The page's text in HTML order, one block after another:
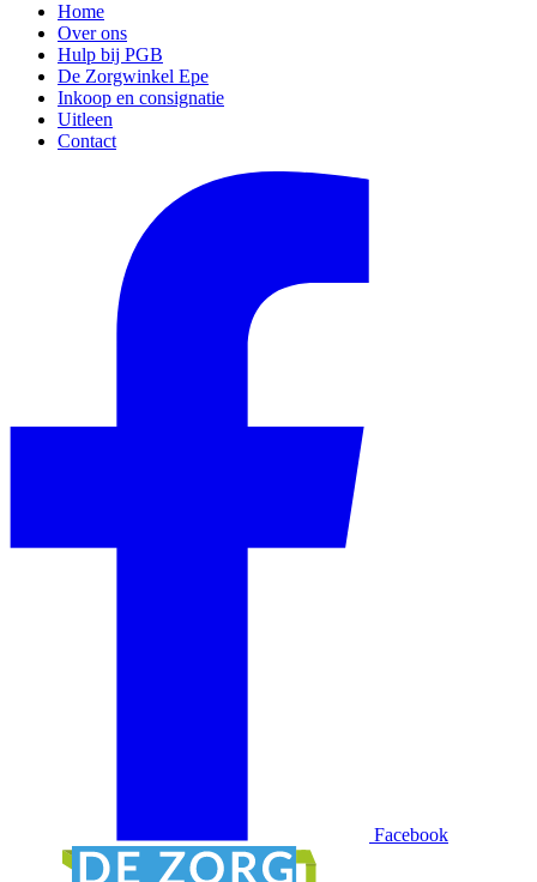
Home
Over ons
Hulp bij PGB
De Zorgwinkel Epe
Inkoop en consignatie
Uitleen
Contact
Facebook